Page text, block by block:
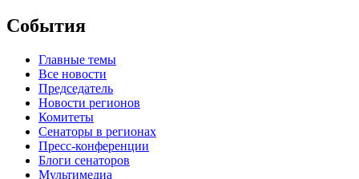
События
Главные темы
Все новости
Председатель
Новости регионов
Комитеты
Сенаторы в регионах
Пресс-конференции
Блоги сенаторов
Мультимедиа